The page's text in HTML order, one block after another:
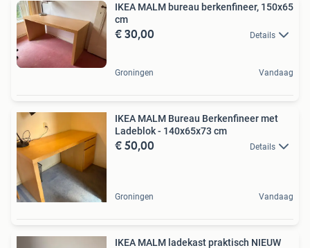
IKEA MALM bureau berkenfineer, 150x65
cm
€ 30,00 Details
Groningen Vandaag
IKEA MALM Bureau Berkenfineer met
Ladeblok - 140x65x73 cm
€ 50,00 Details
Groningen Vandaag
IKEA MALM ladekast praktisch NIEUW